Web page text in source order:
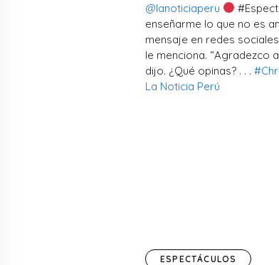
@lanoticiaperu
enseñarme lo que no es
mensaje en redes
le menciona. “Agradezco
dijo. ¿Qué opinas? . . .
La Noticia Perú
ESPECTÁCULOS